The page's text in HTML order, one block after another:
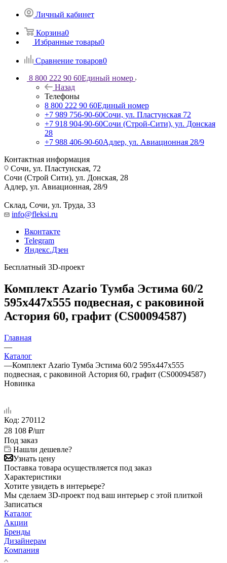
Личный кабинет
Корзина0
Избранные товары0
Сравнение товаров0
8 800 222 90 60Единый номер
Назад
Телефоны
8 800 222 90 60Единый номер
+7 989 756-90-60Сочи, ул. Пластунская 72
+7 918 904-90-60Сочи (Строй-Сити), ул. Донская
28
+7 988 406-90-60Адлер, ул. Авиационная 28/9
Контактная информация
Сочи, ул. Пластунская, 72
Сочи (Строй Сити), ул. Донская, 28
Адлер, ул. Авиационная, 28/9
Склад, Сочи, ул. Труда, 33
info@fleksi.ru
Вконтакте
Telegram
Яндекс.Дзен
Бесплатный 3D-проект
Комплект Azario Тумба Эстима 60/2
595х447х555 подвесная, с раковиной
Астория 60, графит (CS00094587)
Главная
—
Каталог
—Комплект Azario Тумба Эстима 60/2 595х447х555
подвесная, с раковиной Астория 60, графит (CS00094587)
Новинка
Код: 270112
28 108 ₽/шт
Под заказ
Нашли дешевле?
Узнать цену
Поставка товара осуществляется под заказ
Характеристики
Хотите увидеть в интерьере?
Мы сделаем 3D-проект под ваш интерьер с этой плиткой
Записаться
Каталог
Акции
Бренды
Дизайнерам
Компания